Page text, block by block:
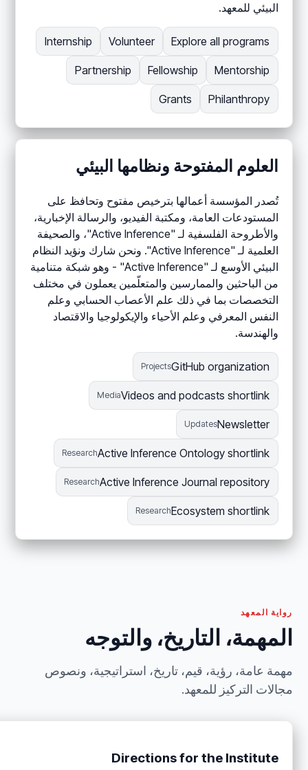
البيئي للمعهد.
Explore all programs
Volunteer
Internship
Mentorship
Fellowship
Partnership
Philanthropy
Grants
العلوم المفتوحة ونظامها البيئي
تُصدر المؤسسة أعمالها بترخيص مفتوح وتحافظ على
المستودعات العامة، ومكتبة الفيديو، والرسالة الإخبارية،
والأطروحة الفلسفية لـ "Active Inference"، والصحيفة
العلمية لـ "Active Inference". ونحن شارك ونؤيد النظام
البيئي الأوسع لـ "Active Inference" - وهو شبكة متنامية
من الباحثين والممارسين والمتعلّمين يعملون في مختلف
التخصصات بما في ذلك علم الأعصاب الحسابي وعلم
النفس المعرفي وعلم الأحياء والإيكولوجيا والاقتصاد
والهندسة.
GitHub organization
Projects
Videos and podcasts shortlink
Media
Newsletter
Updates
Active Inference Ontology shortlink
Research
Active Inference Journal repository
Research
Ecosystem shortlink
Research
رواية المعهد
المهمة، التاريخ، والتوجه
مهمة عامة، رؤية، قيم، تاريخ، استراتيجية، ونصوص
مجالات التركيز للمعهد.
Directions for the Institute